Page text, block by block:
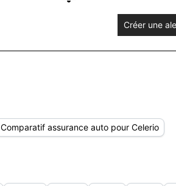
Créer une
Comparatif assurance auto pour Celerio